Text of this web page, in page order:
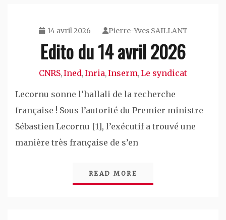
14 avril 2026 Pierre-Yves SAILLANT
Edito du 14 avril 2026
CNRS,Ined,Inria,Inserm,Le syndicat
Lecornu sonne l’hallali de la recherche
française ! Sous l’autorité du Premier ministre
Sébastien Lecornu [1], l’exécutif a trouvé une
manière très française de s’en
READ MORE